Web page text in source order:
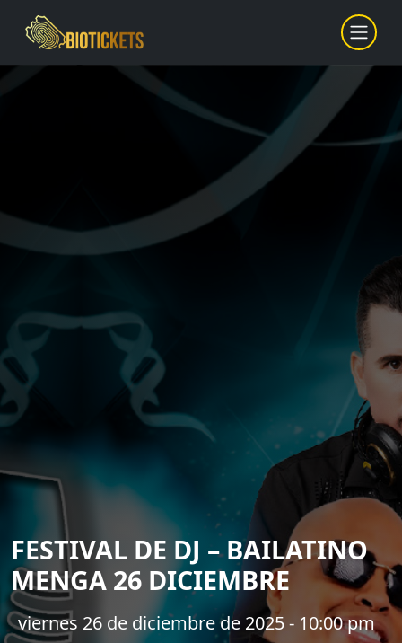
FESTIVAL DE DJ – BAILATINO
MENGA 26 DICIEMBRE
viernes 26 de diciembre de 2025 - 10:00 pm